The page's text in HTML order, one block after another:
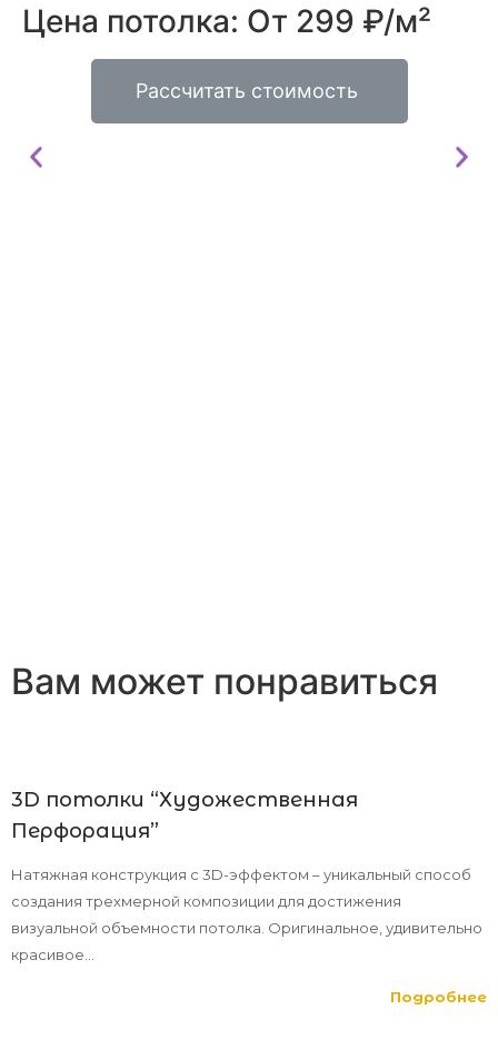
Цена потолка: От 299 ₽/м²
Рассчитать стоимость
Вам может понравиться
3D потолки “Художественная
Перфорация”
Натяжная конструкция с 3D-эффектом – уникальный способ
создания трехмерной композиции для достижения
визуальной объемности потолка. Оригинальное, удивительно
красивое...
Подробнее